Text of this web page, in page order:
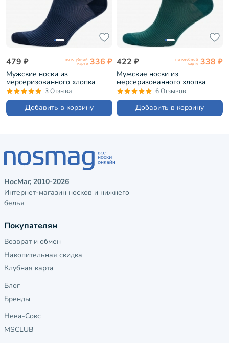
479 ₽ по клубной
карте 336 ₽
Мужские носки из
мерсеризованного хлопка
Sergio Di Calze СИНИЕ (17SC4)
3 Отзыва
Добавить в корзину
422 ₽ по клубной
карте 338 ₽
Мужские носки из
мерсеризованного хлопка
Sergio Di Calze ЗЕЛЕНЫЕ
(17SC4)
6 Отзывов
Добавить в корзину
НосМаг, 2010-2026
Интернет-магазин носков и нижнего
белья
Покупателям
Возврат и обмен
Накопительная скидка
Клубная карта
Блог
Бренды
Нева-Сокс
MSCLUB